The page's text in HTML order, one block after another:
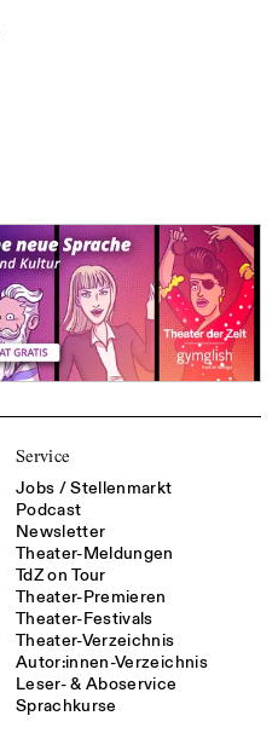
Service
Jobs / Stellenmarkt
Podcast
Newsletter
Theater-Meldungen
TdZ on Tour
Theater-Premieren
Theater-Festivals
Theater-Verzeichnis
Autor:innen-Verzeichnis
Leser- & Aboservice
Sprachkurse